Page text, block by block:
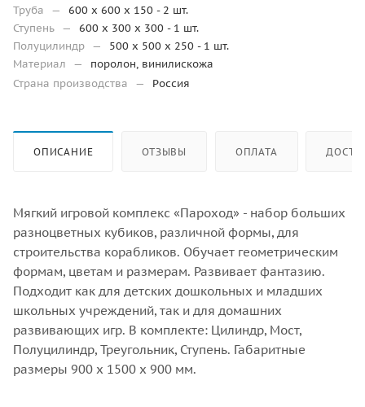
Труба
—
600 х 600 х 150 - 2 шт.
Ступень —
600 х 300 х 300 - 1 шт.
Полуцилиндр —
500 х 500 х 250 - 1 шт.
Материал
—
поролон, винилискожа
Страна производства
— Россия
ОПИСАНИЕ ОТЗЫВЫ ОПЛАТА
Мягкий игровой комплекс «Пароход» - набор больших
разноцветных кубиков, различной формы, для
строительства корабликов. Обучает геометрическим
формам, цветам и размерам. Развивает фантазию.
Подходит как для детских дошкольных и младших
школьных учреждений, так и для домашних
развивающих игр. В комплекте: Цилиндр, Мост,
Полуцилиндр, Треугольник, Ступень. Габаритные
размеры 900 x 1500 х 900 мм.